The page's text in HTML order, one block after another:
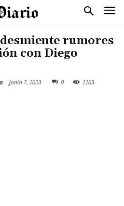
rumores
con Diego
junio 7, 2023 0 1103